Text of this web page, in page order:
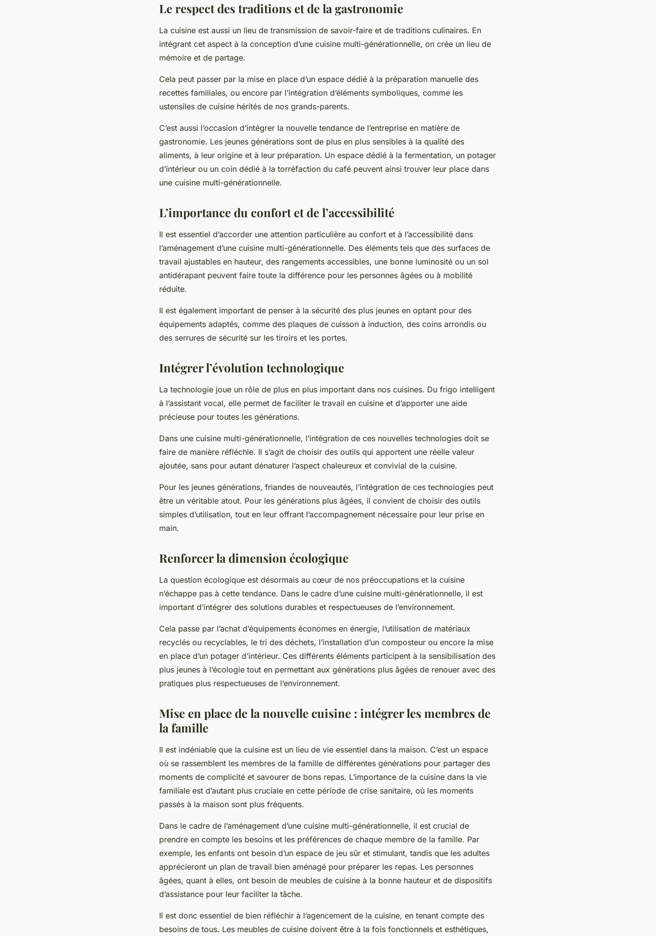
Le respect des traditions et de la gastronomie
La cuisine est aussi un lieu de transmission de savoir-faire et de traditions culinaires. En
intégrant cet aspect à la conception d’une cuisine multi-générationnelle, on crée un lieu de
mémoire et de partage.
Cela peut passer par la mise en place d’un espace dédié à la préparation manuelle des
recettes familiales, ou encore par l’intégration d’éléments symboliques, comme les
ustensiles de cuisine hérités de nos grands-parents.
C’est aussi l’occasion d’intégrer la nouvelle tendance de l’entreprise en matière de
gastronomie. Les jeunes générations sont de plus en plus sensibles à la qualité des
aliments, à leur origine et à leur préparation. Un espace dédié à la fermentation, un potager
d’intérieur ou un coin dédié à la torréfaction du café peuvent ainsi trouver leur place dans
une cuisine multi-générationnelle.
L’importance du confort et de l’accessibilité
Il est essentiel d’accorder une attention particulière au confort et à l’accessibilité dans
l’aménagement d’une cuisine multi-générationnelle. Des éléments tels que des surfaces de
travail ajustables en hauteur, des rangements accessibles, une bonne luminosité ou un sol
antidérapant peuvent faire toute la différence pour les personnes âgées ou à mobilité
réduite.
Il est également important de penser à la sécurité des plus jeunes en optant pour des
équipements adaptés, comme des plaques de cuisson à induction, des coins arrondis ou
des serrures de sécurité sur les tiroirs et les portes.
Intégrer l’évolution technologique
La technologie joue un rôle de plus en plus important dans nos cuisines. Du frigo intelligent
à l’assistant vocal, elle permet de faciliter le travail en cuisine et d’apporter une aide
précieuse pour toutes les générations.
Dans une cuisine multi-générationnelle, l’intégration de ces nouvelles technologies doit se
faire de manière réfléchie. Il s’agit de choisir des outils qui apportent une réelle valeur
ajoutée, sans pour autant dénaturer l’aspect chaleureux et convivial de la cuisine.
Pour les jeunes générations, friandes de nouveautés, l’intégration de ces technologies peut
être un véritable atout. Pour les générations plus âgées, il convient de choisir des outils
simples d’utilisation, tout en leur offrant l’accompagnement nécessaire pour leur prise en
main.
Renforcer la dimension écologique
La question écologique est désormais au cœur de nos préoccupations et la cuisine
n’échappe pas à cette tendance. Dans le cadre d’une cuisine multi-générationnelle, il est
important d’intégrer des solutions durables et respectueuses de l’environnement.
Cela passe par l’achat d’équipements économes en énergie, l’utilisation de matériaux
recyclés ou recyclables, le tri des déchets, l’installation d’un composteur ou encore la mise
en place d’un potager d’intérieur. Ces différents éléments participent à la sensibilisation des
plus jeunes à l’écologie tout en permettant aux générations plus âgées de renouer avec des
pratiques plus respectueuses de l’environnement.
Mise en place de la nouvelle cuisine : intégrer les membres de
la famille
Il est indéniable que la cuisine est un lieu de vie essentiel dans la maison. C’est un espace
où se rassemblent les membres de la famille de différentes générations pour partager des
moments de complicité et savourer de bons repas. L’importance de la cuisine dans la vie
familiale est d’autant plus cruciale en cette période de crise sanitaire, où les moments
passés à la maison sont plus fréquents.
Dans le cadre de l’aménagement d’une cuisine multi-générationnelle, il est crucial de
prendre en compte les besoins et les préférences de chaque membre de la famille. Par
exemple, les enfants ont besoin d’un espace de jeu sûr et stimulant, tandis que les adultes
apprécieront un plan de travail bien aménagé pour préparer les repas. Les personnes
âgées, quant à elles, ont besoin de meubles de cuisine à la bonne hauteur et de dispositifs
d’assistance pour leur faciliter la tâche.
Il est donc essentiel de bien réfléchir à l’agencement de la cuisine, en tenant compte des
besoins de tous. Les meubles de cuisine doivent être à la fois fonctionnels et esthétiques,